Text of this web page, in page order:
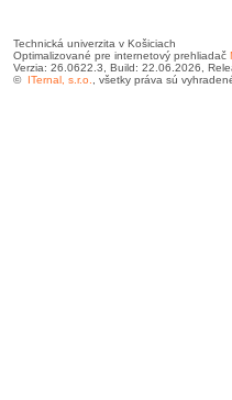
Technická univerzita v Košiciach
Optimalizované pre internetový prehliadač
Verzia: 26.0622.3, Build: 22.06.2026,
© ITernal, s.r.o. , všetky práva sú